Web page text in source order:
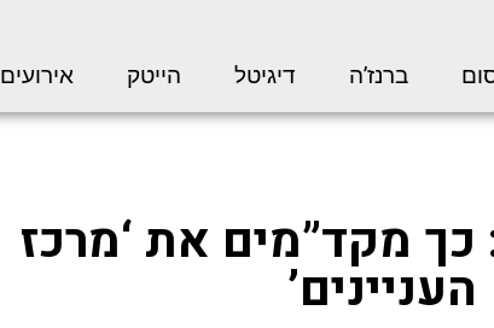
ברנז’ה דיגיטל הייטק אירועים
2011: כך מקד”מים את ‘מרכז
העניינים’